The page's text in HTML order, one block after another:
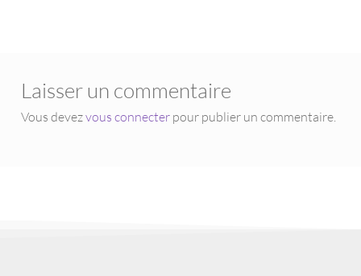
Laisser un commentaire
Vous devezvous connecterpour publier un commentaire.